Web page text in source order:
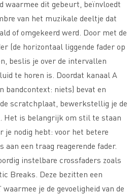
waarmee dit gebeurt, beïnvloedt
van het muzikale deeltje dat
of omgekeerd werd. Door met de
(de horizontaal liggende fader op
beslis je over de intervallen
te horen is. Doordat kanaal A
bandcontext: niets) bevat en
scratchplaat, bewerkstellig je de
Het is belangrijk om stil te staan
je nodig hebt: voor het betere
een traag reagerende fader.
instelbare crossfaders zoals
Breaks. Deze bezitten een
waarmee je de gevoeligheid van de